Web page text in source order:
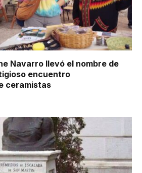
Navarro llevó el nombre de
encuentro
ceramistas